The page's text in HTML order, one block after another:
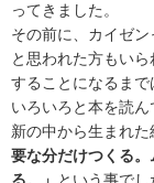
ってきました。
その前に、カイゼ
と思われた方もい
することになるま
いろいろと本を読
新の中から生まれた
要な分だけつくる